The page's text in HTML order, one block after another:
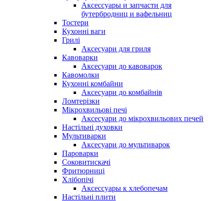
Аксессуары и запчасти для
бутербродниц и вафельниц
Тостери
Кухонні ваги
Грилі
Аксесуари для гриля
Кавоварки
Аксесуари до кавоварок
Кавомолки
Кухонні комбайни
Аксесуари до комбайнів
Ломтерізки
Мікрохвильові печі
Аксесуари до мікрохвильових печей
Настільні духовки
Мультиварки
Аксесуари до мультиварок
Пароварки
Соковитискачі
Фритюрниці
Хлібопічі
Аксессуары к хлебопечам
Настільні плити